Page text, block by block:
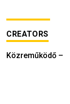
CREATORS
Közreműködő –